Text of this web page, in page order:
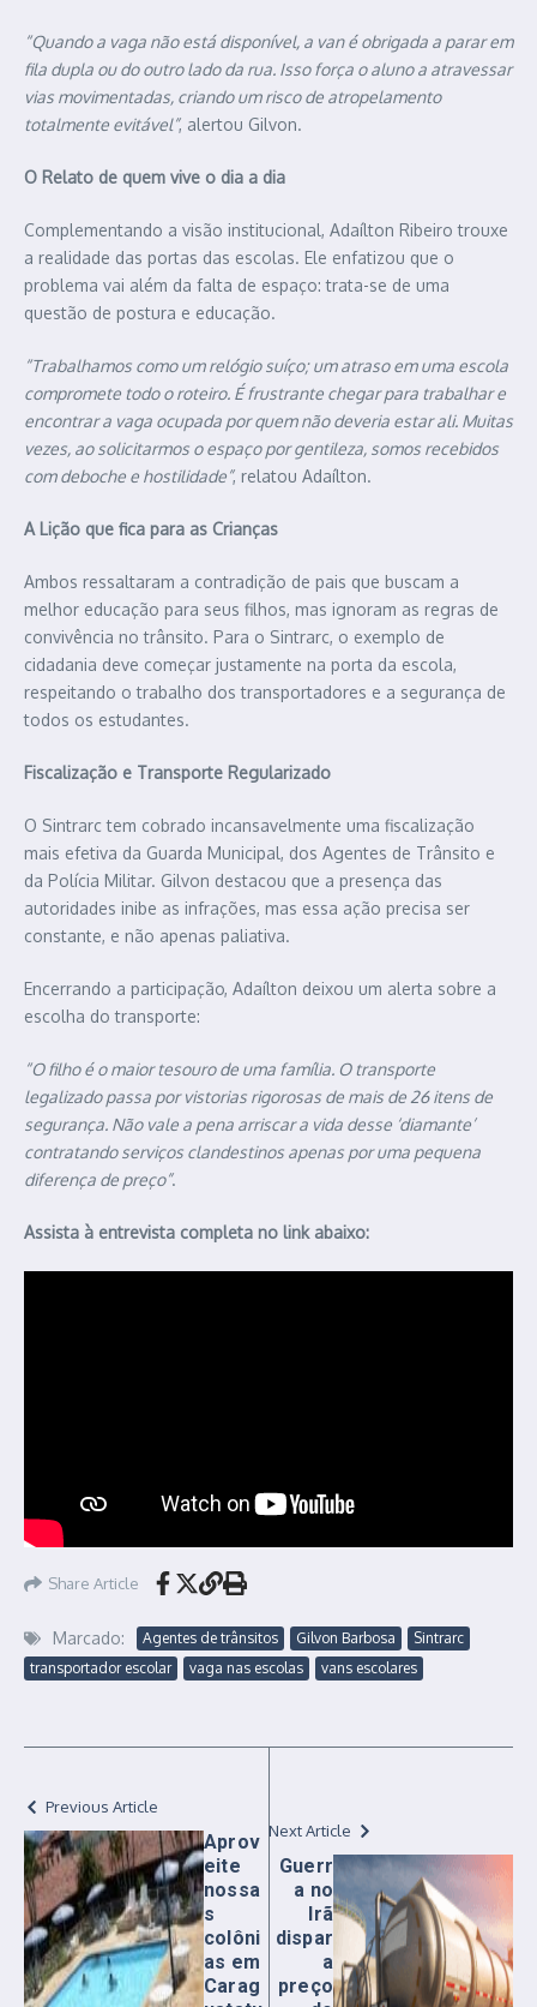
“Quando a vaga não está disponível, a van é obrigada a parar em
fila dupla ou do outro lado da rua. Isso força o aluno a atravessar
vias movimentadas, criando um risco de atropelamento
totalmente evitável”, alertou Gilvon.
O Relato de quem vive o dia a dia
Complementando a visão institucional, Adaílton Ribeiro trouxe
a realidade das portas das escolas. Ele enfatizou que o
problema vai além da falta de espaço: trata-se de uma
questão de postura e educação.
“Trabalhamos como um relógio suíço; um atraso em uma escola
compromete todo o roteiro. É frustrante chegar para trabalhar e
encontrar a vaga ocupada por quem não deveria estar ali. Muitas
vezes, ao solicitarmos o espaço por gentileza, somos recebidos
com deboche e hostilidade”, relatou Adaílton.
A Lição que fica para as Crianças
Ambos ressaltaram a contradição de pais que buscam a
melhor educação para seus filhos, mas ignoram as regras de
convivência no trânsito. Para o Sintrarc, o exemplo de
cidadania deve começar justamente na porta da escola,
respeitando o trabalho dos transportadores e a segurança de
todos os estudantes.
Fiscalização e Transporte Regularizado
O Sintrarc tem cobrado incansavelmente uma fiscalização
mais efetiva da Guarda Municipal, dos Agentes de Trânsito e
da Polícia Militar. Gilvon destacou que a presença das
autoridades inibe as infrações, mas essa ação precisa ser
constante, e não apenas paliativa.
Encerrando a participação, Adaílton deixou um alerta sobre a
escolha do transporte:
“O filho é o maior tesouro de uma família. O transporte
legalizado passa por vistorias rigorosas de mais de 26 itens de
segurança. Não vale a pena arriscar a vida desse ‘diamante’
contratando serviços clandestinos apenas por uma pequena
diferença de preço”.
Assista à entrevista completa no link abaixo:
Share Article
Marcado: Agentes de trânsitos Gilvon Barbosa
Sintrarc
transportador escolar
vaga nas escolas vans escolares
Previous Article
Aprov
eite
nossa
s
colôni
as em
Carag
Next Article
Guerr
a no
Irã
dispar
a
preço